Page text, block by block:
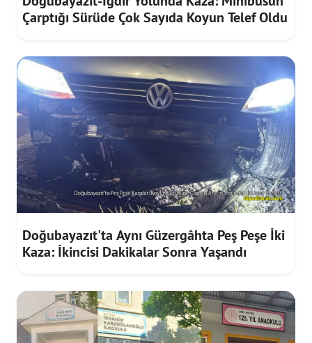
Çarptığı Sürüde Çok Sayıda Koyun Telef Oldu
Doğubayazıt'ta Aynı Güzergâhta Peş Peşe İki
Kaza: İkincisi Dakikalar Sonra Yaşandı